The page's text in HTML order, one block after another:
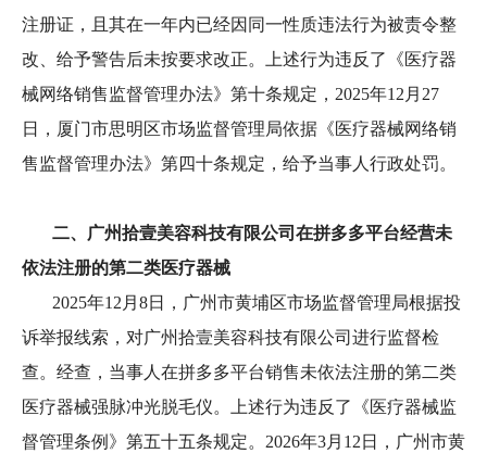
注册证，且其在一年内已经因同一性质违法行为被责令整
改、给予警告后未按要求改正。上述行为违反了《医疗器
械网络销售监督管理办法》第十条规定，2025年12月27
日，厦门市思明区市场监督管理局依据《医疗器械网络销
售监督管理办法》第四十条规定，给予当事人行政处罚。
二、广州拾壹美容科技有限公司在拼多多平台经营未
依法注册的第二类医疗器械
2025年12月8日，广州市黄埔区市场监督管理局根据投
诉举报线索，对广州拾壹美容科技有限公司进行监督检
查。经查，当事人在拼多多平台销售未依法注册的第二类
医疗器械强脉冲光脱毛仪。上述行为违反了《医疗器械监
督管理条例》第五十五条规定。2026年3月12日，广州市黄